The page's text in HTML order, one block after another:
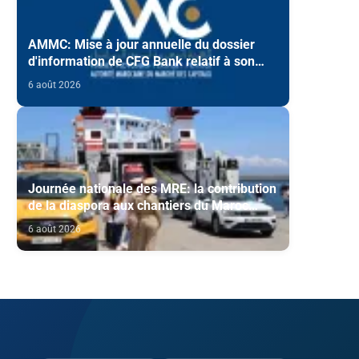
AMMC: Mise à jour annuelle du dossier
d'information de CFG Bank relatif à son
programme d'émission de certificats de
6 août 2026
Journée nationale des MRE: la contribution
de la diaspora aux chantiers du Maroc
2030 mise en avant
6 août 2026